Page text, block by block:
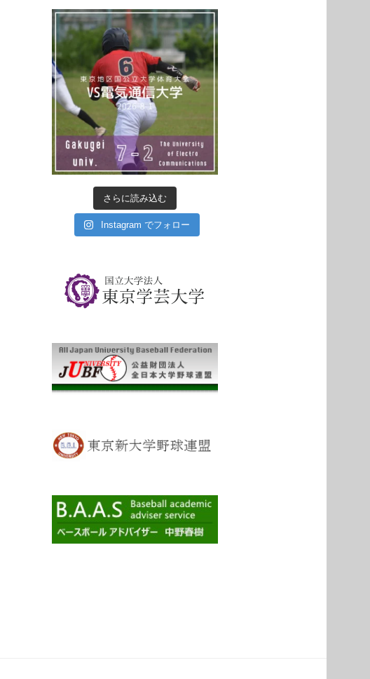
さらに読み込む
Instagram でフォロー